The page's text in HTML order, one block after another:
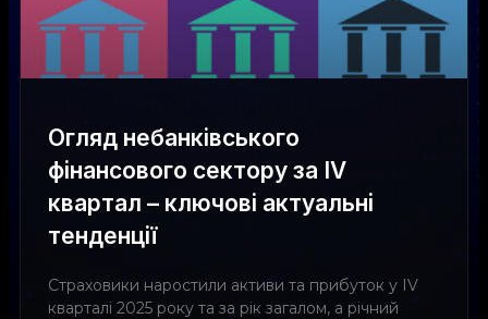
Огляд небанківського
фінансового сектору за IV
квартал – ключові актуальні
тенденції
Cтраховики наростили активи та прибуток у IV
кварталі 2025 року та за рік загалом, а річний